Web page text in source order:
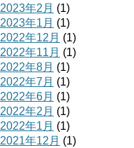
2023年2月 (1)
2023年1月 (1)
2022年12月 (1)
2022年11月 (1)
2022年8月 (1)
2022年7月 (1)
2022年6月 (1)
2022年2月 (1)
2022年1月 (1)
2021年12月 (1)